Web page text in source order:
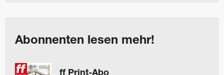
Abonnenten lesen mehr!